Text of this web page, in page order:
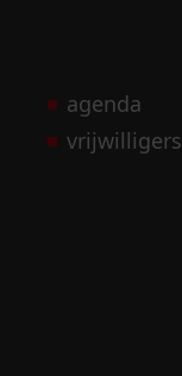
agenda
vrijwilligers